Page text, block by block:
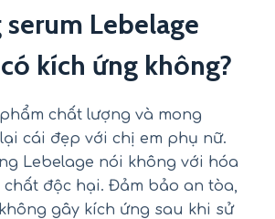
serum Lebelage
kích ứng không?
chất lượng và mong
cái đẹp với chị em phụ nữ.
Lebelage nói không với hóa
chất độc hại. Đảm bảo an tòa,
gây kích ứng sau khi sử